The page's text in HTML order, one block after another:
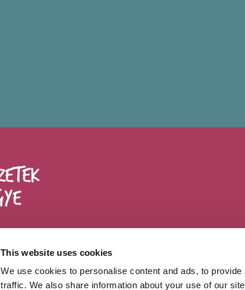
This website uses cookies
We use cookies to personalise content and ads, to
traffic. We also share information about your use of our